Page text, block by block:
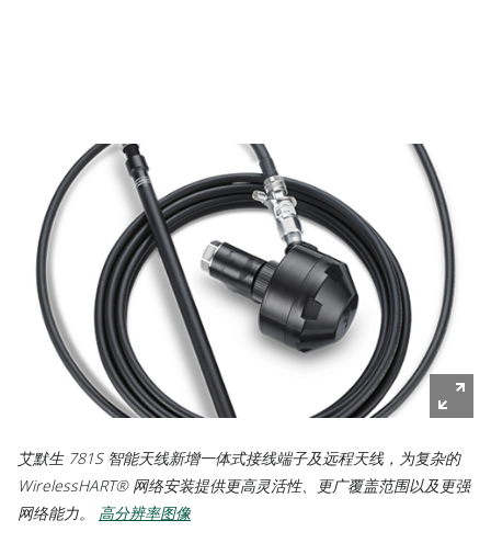
艾默生 781S 智能天线新增一体式接线端子及远程天线，为复杂的
WirelessHART® 网络安装提供更高灵活性、更广覆盖范围以及更强
网络能力。 高分辨率图像